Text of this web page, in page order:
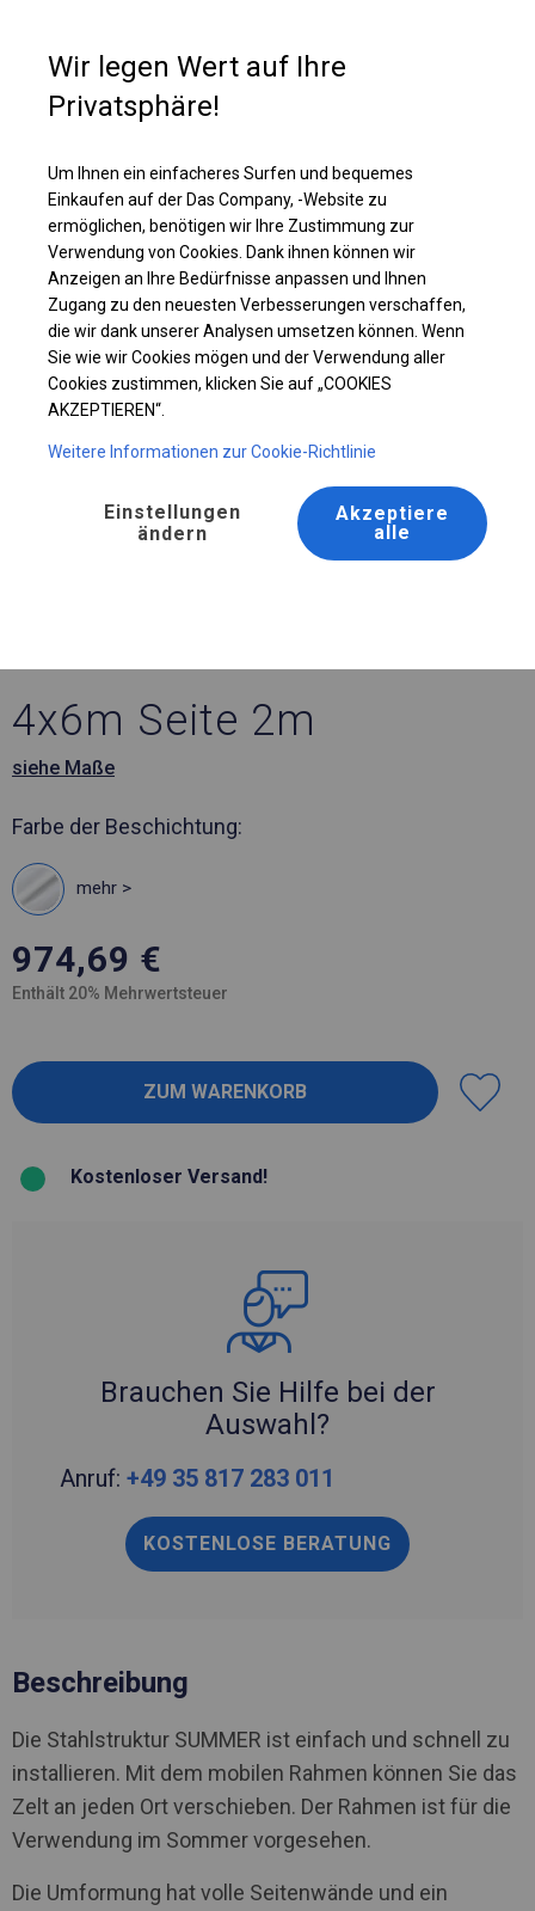
Solides Lager- und Garagenzelt | 4x6 m
4x6m Seite 2m
siehe Maße
Farbe der Beschichtung:
mehr >
974,69 €
Enthält 20% Mehrwertsteuer
Kostenloser Versand!
Brauchen Sie Hilfe bei der
Auswahl?
Anruf: +49 35 817 283 011
KOSTENLOSE BERATUNG
Beschreibung
Die Stahlstruktur SUMMER ist einfach und schnell zu
installieren. Mit dem mobilen Rahmen können Sie das
Zelt an jeden Ort verschieben. Der Rahmen ist für die
Verwendung im Sommer vorgesehen.
Die Umformung hat volle Seitenwände und ein
Wir legen Wert auf Ihre
Privatsphäre!
Um Ihnen ein einfacheres Surfen und bequemes
Einkaufen auf der Das Company, -Website zu
ermöglichen, benötigen wir Ihre Zustimmung zur
Verwendung von Cookies. Dank ihnen können wir
Anzeigen an Ihre Bedürfnisse anpassen und Ihnen
Zugang zu den neuesten Verbesserungen verschaffen,
die wir dank unserer Analysen umsetzen können. Wenn
Sie wie wir Cookies mögen und der Verwendung aller
Cookies zustimmen, klicken Sie auf „COOKIES
AKZEPTIEREN“.
Weitere Informationen zur Cookie-Richtlinie
Einstellungen
ändern
Akzeptiere
alle